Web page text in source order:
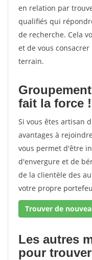
en relation par
qualifiés qui
de recherche. Cela
et de vous
terrain.
fait la force !
Si vous êtes artisan
avantages à
vous permet d'être
d'envergure et de
de la clientèle des
votre propre
Les autres
pour